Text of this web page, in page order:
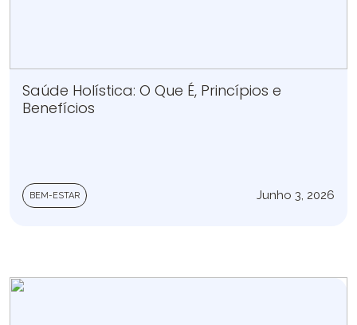
Saúde Holística: O Que É, Princípios e
Benefícios
BEM-ESTAR Junho 3, 2026